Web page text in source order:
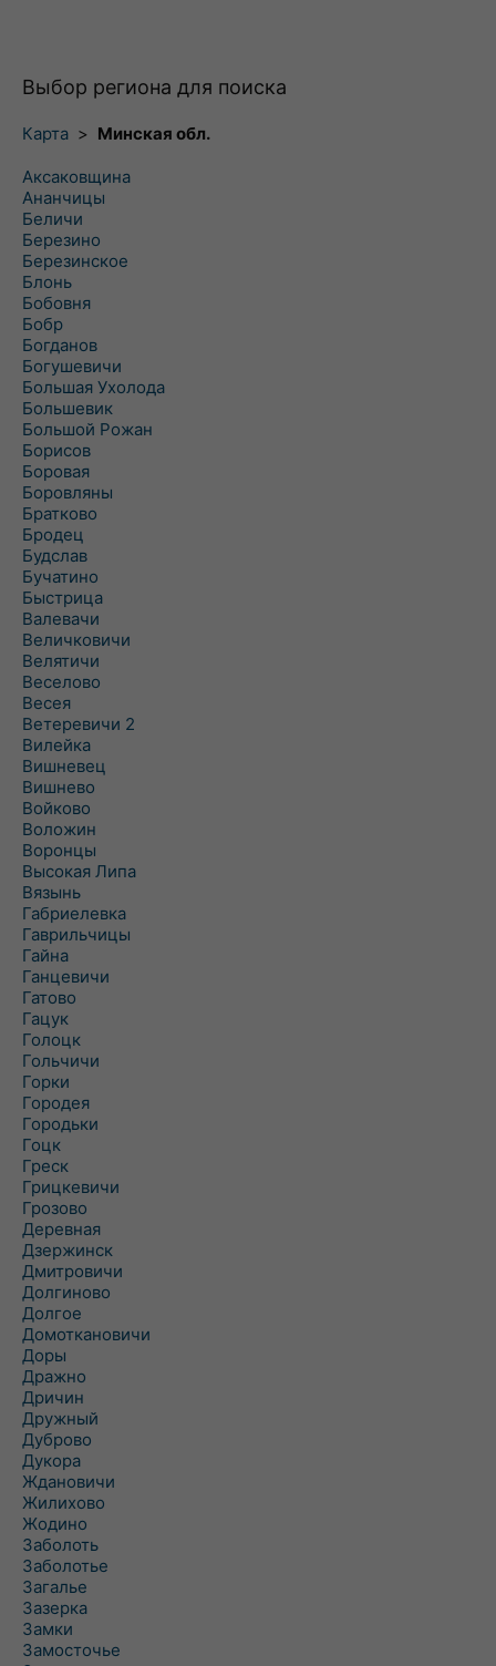
Выбор региона для поиска
Карта > Минская обл.
Аксаковщина
Ананчицы
Беличи
Березино
Березинское
Блонь
Бобовня
Бобр
Богданов
Богушевичи
Большая Ухолода
Большевик
Большой Рожан
Борисов
Боровая
Боровляны
Братково
Бродец
Будслав
Бучатино
Быстрица
Валевачи
Величковичи
Велятичи
Веселово
Весея
Ветеревичи 2
Вилейка
Вишневец
Вишнево
Войково
Воложин
Воронцы
Высокая Липа
Вязынь
Габриелевка
Гаврильчицы
Гайна
Ганцевичи
Гатово
Гацук
Голоцк
Гольчичи
Горки
Городея
Городьки
Гоцк
Греск
Грицкевичи
Грозово
Деревная
Дзержинск
Дмитровичи
Долгиново
Долгое
Домоткановичи
Доры
Дражно
Дричин
Дружный
Дуброво
Дукора
Ждановичи
Жилихово
Жодино
Заболоть
Заболотье
Загалье
Зазерка
Замки
Замосточье